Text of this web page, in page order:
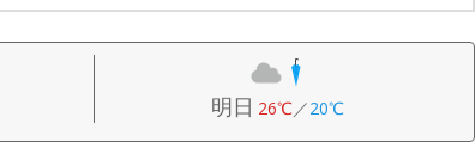
明日 26℃／20℃